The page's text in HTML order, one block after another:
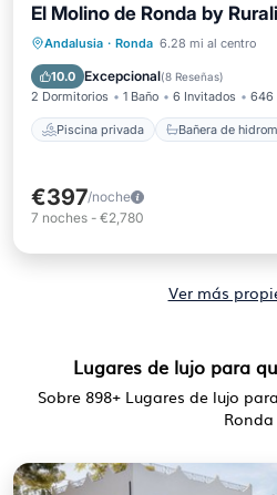
El Molino de Ronda by
Andalusia · Ronda 6.28 mi al centro
10.0 Excepcional(8 Reseñas)
2 Dormitorios 1 Baño 6 Invitados 646
Piscina privada Bañera de
Piscina privada
Aparcamiento
€397/noche
7 noches - €2,780
Ver más
Lugares de lujo para
Sobre 898+ Lugares de lujo
Ronda